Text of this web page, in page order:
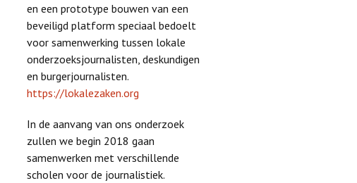
en een prototype bouwen van een
beveiligd platform speciaal bedoelt
voor samenwerking tussen lokale
onderzoeksjournalisten, deskundigen
en burgerjournalisten.
https://lokalezaken.org
In de aanvang van ons onderzoek
zullen we begin 2018 gaan
samenwerken met verschillende
scholen voor de journalistiek.